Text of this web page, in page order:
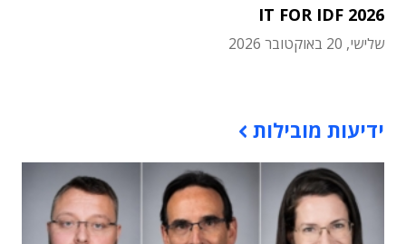
IT FOR IDF 2026
שלישי, 20 באוקטובר 2026
ידיעות מובילות